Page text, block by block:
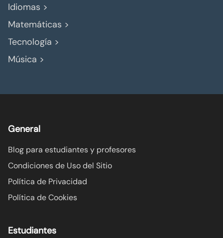
Idiomas >
Matemáticas >
Tecnología >
Música >
General
Blog para estudiantes y profesores
Condiciones de Uso del Sitio
Política de Privacidad
Política de Cookies
Estudiantes